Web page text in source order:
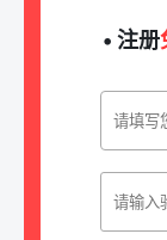
• 注册